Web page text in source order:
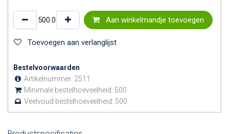
Aan winkelmandje toevoegen
Toevoegen aan verlanglijst
Bestelvoorwaarden
Artikelnummer: 2511
Minimale bestelhoeveelheid: 500
Veelvoud bestelhoeveelheid: 500